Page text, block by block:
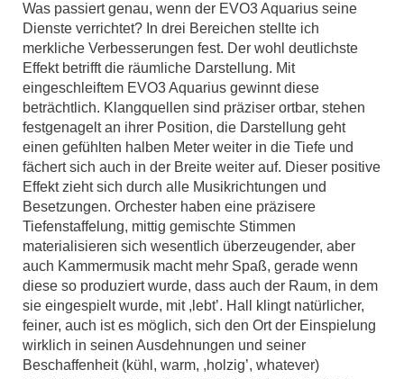
Was passiert genau, wenn der EVO3 Aquarius seine
Dienste verrichtet? In drei Bereichen stellte ich
merkliche Verbesserungen fest. Der wohl deutlichste
Effekt betrifft die räumliche Darstellung. Mit
eingeschleiftem EVO3 Aquarius gewinnt diese
beträchtlich. Klangquellen sind präziser ortbar, stehen
festgenagelt an ihrer Position, die Darstellung geht
einen gefühlten halben Meter weiter in die Tiefe und
fächert sich auch in der Breite weiter auf. Dieser positive
Effekt zieht sich durch alle Musikrichtungen und
Besetzungen. Orchester haben eine präzisere
Tiefenstaffelung, mittig gemischte Stimmen
materialisieren sich wesentlich überzeugender, aber
auch Kammermusik macht mehr Spaß, gerade wenn
diese so produziert wurde, dass auch der Raum, in dem
sie eingespielt wurde, mit ,lebt’. Hall klingt natürlicher,
feiner, auch ist es möglich, sich den Ort der Einspielung
wirklich in seinen Ausdehnungen und seiner
Beschaffenheit (kühl, warm, ,holzig’, whatever)